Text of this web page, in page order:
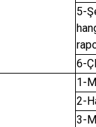
5-
6-
1-
2-
3-